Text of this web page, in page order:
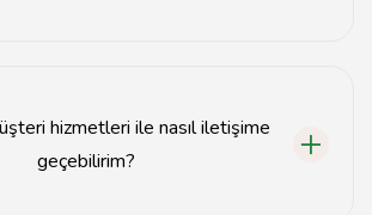
hizmetleri ile nasıl iletişime
geçebilirim?